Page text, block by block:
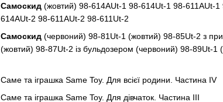
Самоскид (жовтий) 98-614AUt-1 98-614Ut-1 98-611AUt-
614AUt-2 98-611AUt-2 98-611Ut-2
Самоскид (червоний) 98-81Ut-1 (жовтий) 98-85Ut-2 з
(жовтий) 98-87Ut-2 із бульдозером (червоний) 98-89Ut-1
Саме та іграшка Same Toy. Для всієї родини. Частина IV
Саме та іграшка Same Toy. Для дівчаток. Частина III